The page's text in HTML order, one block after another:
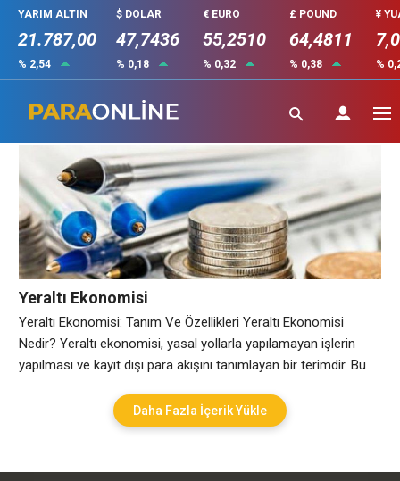
YARIM ALTIN
21.787,00
% 2,54
$ DOLAR
47,7436
% 0,18
€ EURO
55,2510
% 0,32
£ POUND
64,4811
% 0,38
¥
%
Yeraltı Ekonomisi nedir
Yeraltı Ekonomisi
Yeraltı Ekonomisi: Tanım Ve Özellikleri Yeraltı Ekonomisi
Nedir? Yeraltı ekonomisi, yasal yollarla yapılamayan işlerin
yapılması ve kayıt dışı para akışını tanımlayan bir terimdir. Bu
Türkiye’de de oldukça yaygındır. Yeraltı ekonomisi, kara ve
deniz işleri, kaçakçılık, uyuşturucu ticareti, fuhuş, korsan
Yeraltı Ekonomisinin
Daha Fazla İçerik Yükle